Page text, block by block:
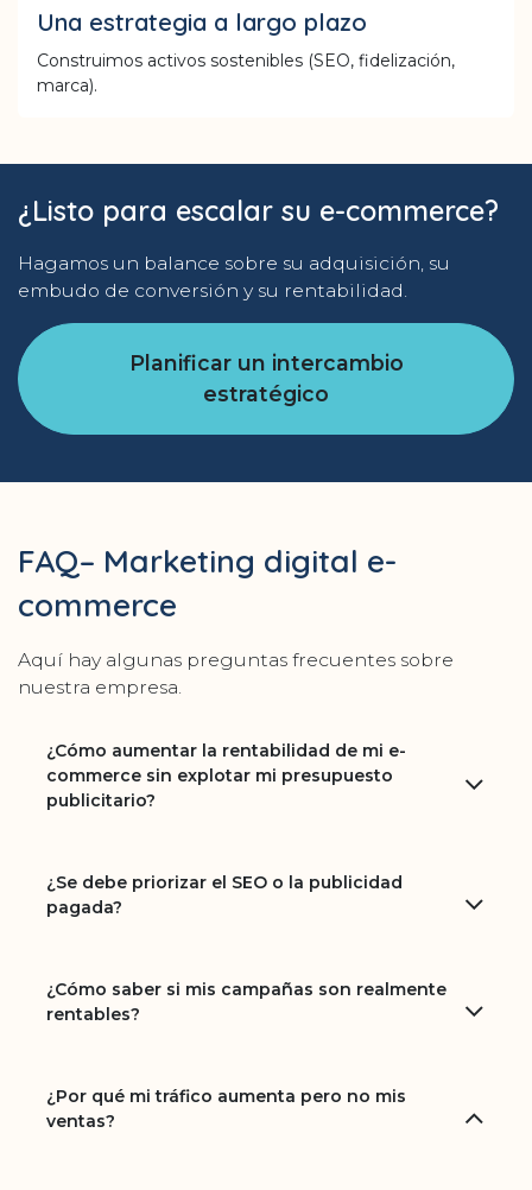
Una estrategia a largo plazo
Construimos activos sostenibles (SEO, fidelización,
marca).
¿Listo para escalar su e-commerce?
Hagamos un balance sobre su adquisición, su
embudo de conversión y su rentabilidad.
Planificar un intercambio
estratégico
FAQ– Marketing digital e-
commerce
Aquí hay algunas preguntas frecuentes sobre
nuestra empresa.
¿Cómo aumentar la rentabilidad de mi e-
commerce sin explotar mi presupuesto
publicitario?
¿Se debe priorizar el SEO o la publicidad
pagada?
¿Cómo saber si mis campañas son realmente
rentables?
¿Por qué mi tráfico aumenta pero no mis
ventas?